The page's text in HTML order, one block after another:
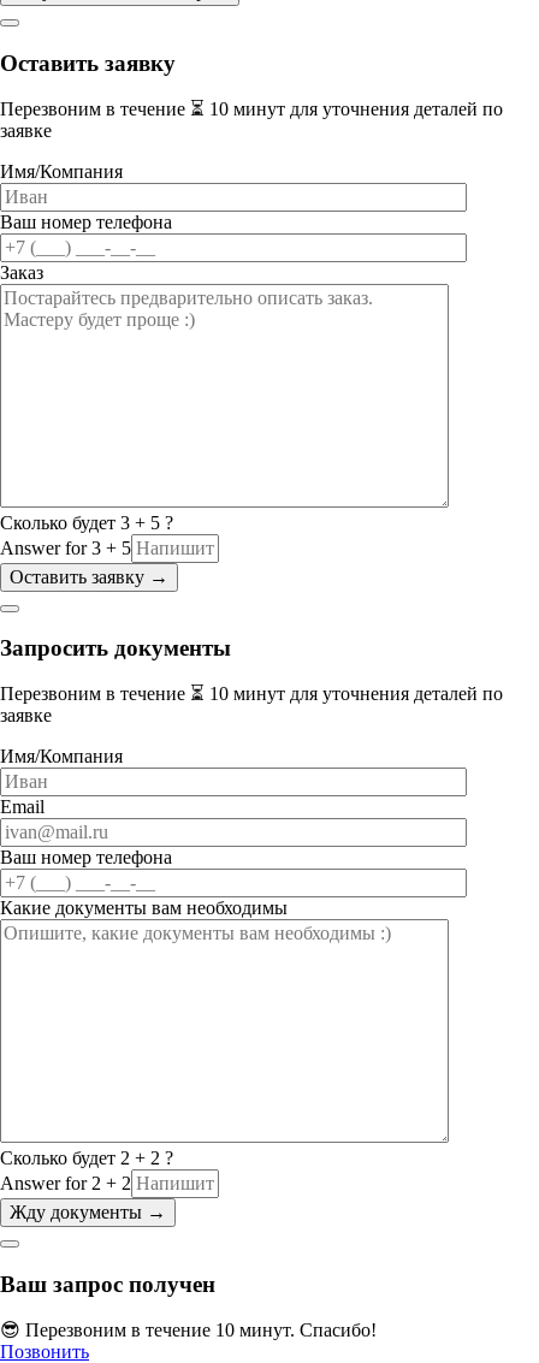
Оставить заявку
Перезвоним в течение ⏳ 10 минут для уточнения деталей по
заявке
Имя/Компания
Ваш номер телефона
Заказ
Сколько будет 3 + 5 ?
Answer for 3 + 5
Запросить документы
Перезвоним в течение ⏳ 10 минут для уточнения деталей по
заявке
Имя/Компания
Email
Ваш номер телефона
Какие документы вам необходимы
Сколько будет 2 + 2 ?
Answer for 2 + 2
Ваш запрос получен
😎 Перезвоним в течение 10 минут. Спасибо!
Позвонить